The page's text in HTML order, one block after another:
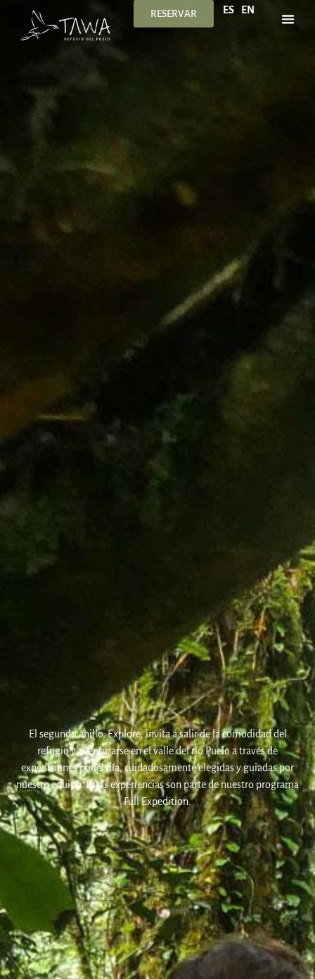
RESERVAR ES EN
El segundo anillo, Explore, invita a salir de la comodidad del
refugio y aventurarse en el valle del río Puelo a través de
expediciones por el día, cuidadosamente elegidas y guiadas por
nuestro equipo. Estas experiencias son parte de nuestro programa
Full Expedition.